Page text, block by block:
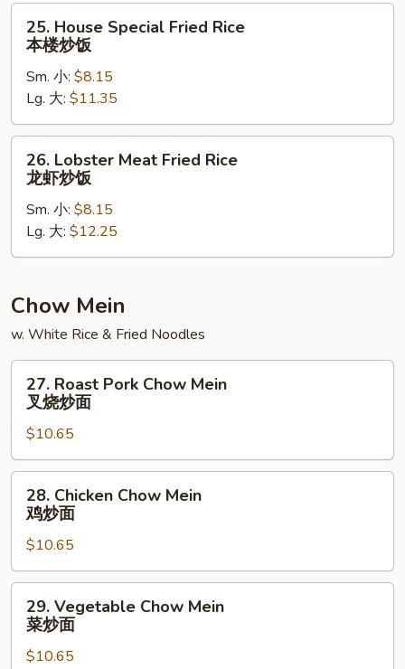
饭
House
Special
Fried
Rice
本
楼
25. House Special Fried Rice
本楼炒饭
Sm. 小: $8.15
Lg. 大: $11.35
Lobster
Meat
Fried
Rice
龙
炒
26. Lobster Meat Fried Rice
龙虾炒饭
Sm. 小: $8.15
Lg. 大: $12.25
Chow Mein
w. White Rice & Fried Noodles
Roast
Pork
Chow
Mein
叉
27. Roast Pork Chow Mein
叉烧炒面
$10.65
Chicken
Chow
Mein
鸡
炒
28. Chicken Chow Mein
鸡炒面
$10.65
Vegetable
Chow
Mein
29. Vegetable Chow Mein
菜炒面
$10.65